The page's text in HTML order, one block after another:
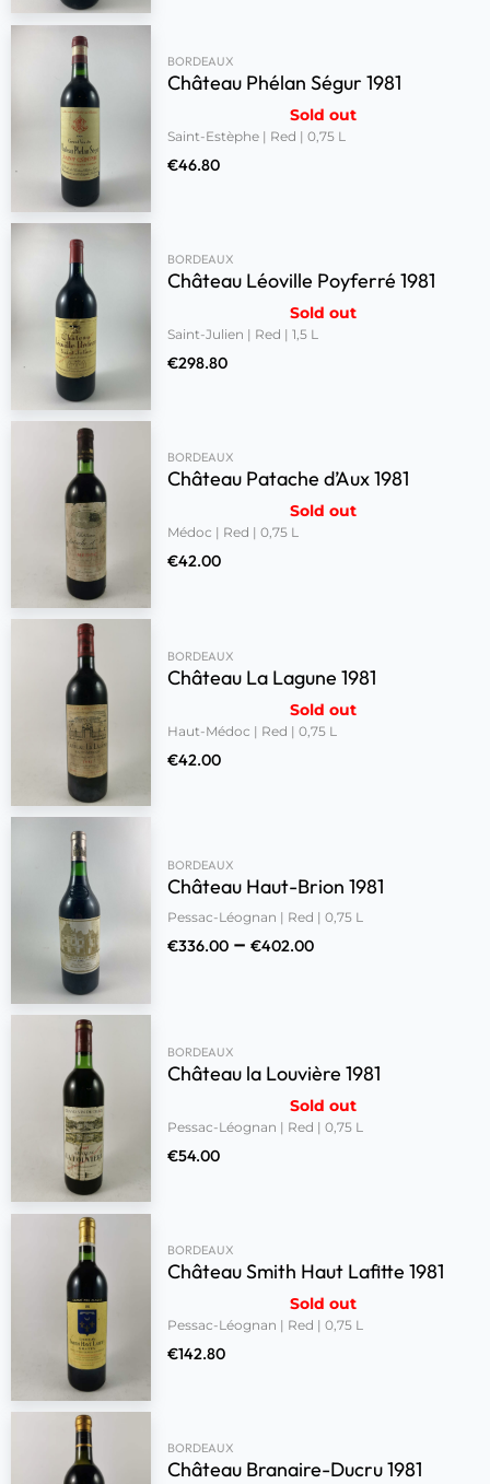
BORDEAUX
Château Phélan Ségur 1981
Sold out
Saint-Estèphe | Red | 0,75 L
€46.80
BORDEAUX
Château Léoville Poyferré 1981
Sold out
Saint-Julien | Red | 1,5 L
€298.80
BORDEAUX
Château Patache d’Aux 1981
Sold out
Médoc | Red | 0,75 L
€42.00
BORDEAUX
Château La Lagune 1981
Sold out
Haut-Médoc | Red | 0,75 L
€42.00
BORDEAUX
Château Haut-Brion 1981
Pessac-Léognan | Red | 0,75 L
€336.00 – €402.00
BORDEAUX
Château la Louvière 1981
Sold out
Pessac-Léognan | Red | 0,75 L
€54.00
BORDEAUX
Château Smith Haut Lafitte 1981
Sold out
Pessac-Léognan | Red | 0,75 L
€142.80
BORDEAUX
Château Branaire-Ducru 1981